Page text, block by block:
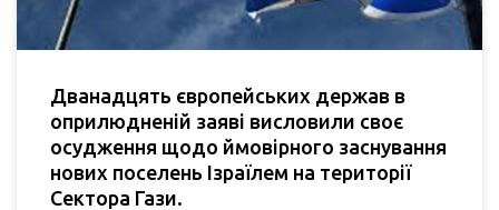
Дванадцять європейських держав в
оприлюдненій заяві висловили своє
осудження щодо ймовірного заснування
нових поселень Ізраїлем на території
Сектора Гази.